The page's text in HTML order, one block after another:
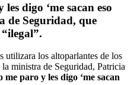
digo ‘me sacan eso
de Seguridad, que
utilizara los altoparlantes de los
ministra de Seguridad, Patricia
me paro y les digo ‘me sacan